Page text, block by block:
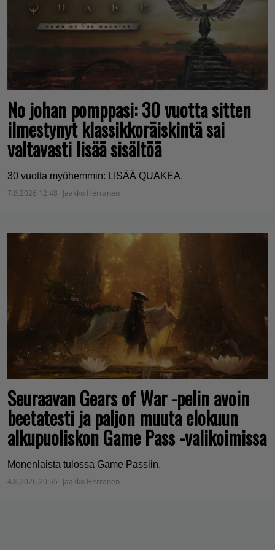
No johan pomppasi: 30 vuotta sitten
ilmestynyt klassikkoräiskintä sai
valtavasti lisää sisältöä
30 vuotta myöhemmin: LISÄÄ QUAKEA.
7.8.2026 12:48 Jaakko Herranen
Seuraavan Gears of War -pelin avoin
beetatesti ja paljon muuta elokuun
alkupuoliskon Game Pass -valikoimissa
Monenlaista tulossa Game Passiin.
4.8.2026 20:55 Jaakko Herranen